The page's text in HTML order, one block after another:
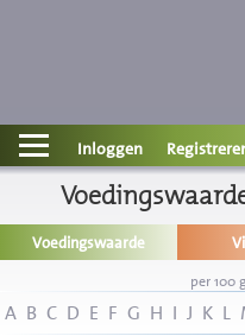
Contact
Informatie
Disclaimer
Inloggen
Voedingswaarde
per 100
A B C D E F G H I J K L